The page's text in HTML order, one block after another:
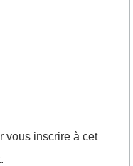
vous inscrire à cet